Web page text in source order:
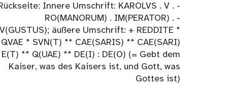
Innere Umschrift: KAROLVS . V . -
RO(MANORUM) . IM(PERATOR) . -
äußere Umschrift: + REDDITE *
QVAE * SVN(T) ** CAE(SARIS) ** CAE(SARI)
** Q(UAE) ** DE(I) : DE(O) (= Gebt dem
Kaiser, was des Kaisers ist, und Gott, was
Gottes ist)